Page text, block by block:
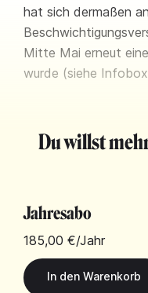
hat sich dermaßen
Mitte Mai erneut
wurde (siehe
Du willst
Jahresabo
185,00 €/Jahr